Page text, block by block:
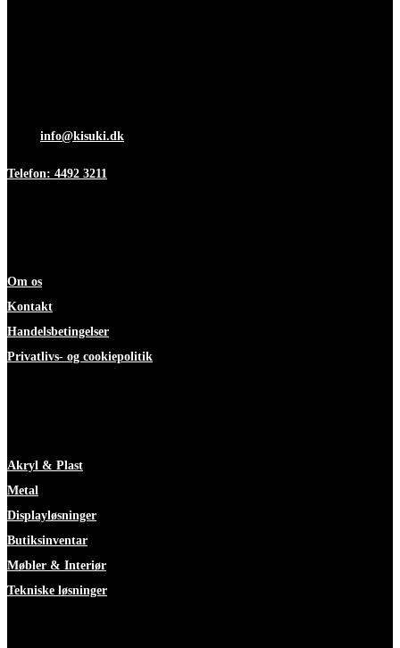
info@kisuki.dk
Telefon: 4492 3211
Om os
Kontakt
Handelsbetingelser
Privatlivs- og cookiepolitik
Akryl & Plast
Metal
Displayløsninger
Butiksinventar
Møbler & Interiør
Tekniske løsninger